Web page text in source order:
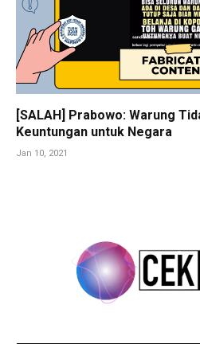
[SALAH] Prabowo: Warung
Keuntungan untuk Negara
Jan 10, 2021